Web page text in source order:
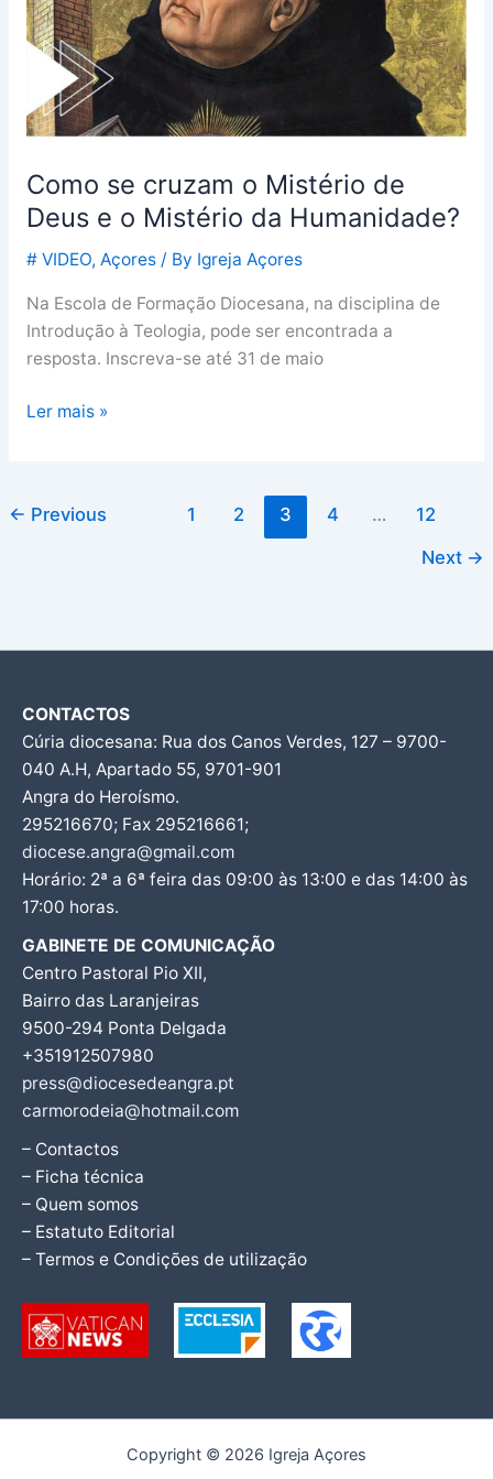
Como se cruzam o Mistério de
Deus e o Mistério da Humanidade?
# VIDEO, Açores/ By Igreja Açores
Na Escola de Formação Diocesana, na disciplina de
Introdução à Teologia, pode ser encontrada a
resposta. Inscreva-se até 31 de maio
de
Deus
Mistério
Humanidade?
Ler mais »
← Previous 1 2 3 4 …
12
Next →
CONTACTOS
Cúria diocesana: Rua dos Canos Verdes, 127 – 9700-
040 A.H, Apartado 55, 9701-901
Angra do Heroísmo.
295216670; Fax 295216661;
diocese.angra@gmail.com
Horário: 2ª a 6ª feira das 09:00 às 13:00 e das 14:00 às
17:00 horas.
GABINETE DE COMUNICAÇÃO
Centro Pastoral Pio XII,
Bairro das Laranjeiras
9500-294 Ponta Delgada
+351912507980
press@diocesedeangra.pt
carmorodeia@hotmail.com
– Contactos
– Ficha técnica
– Quem somos
– Estatuto Editorial
– Termos e Condições de utilização
Copyright © 2026 Igreja Açores